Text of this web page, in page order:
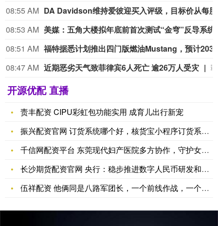
08:55 AM
08:53 AM
08:51 AM
08:47 AM 近期恶劣天气致菲律宾6人死亡 逾26万人受灾
开源优配 直播
责丰配资 CIPU彩虹包功能实用 成育儿出行新宠
振兴配资官网 订货系统哪个好，核货宝小程序订货系统搭赠灵活+
千信网配资平台 东莞现代妇产医院多方协作，守护女性健康
长沙期货配资官网 央行：稳步推进数字人民币研发和应用
伍祥配资 他俩同是八路军团长，一个前线作战，一个留守后方，战